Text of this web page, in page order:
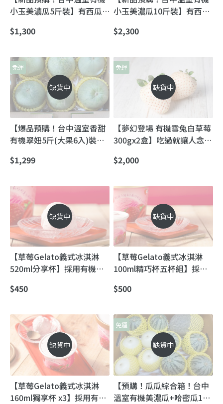
小玉美濃瓜5斤裝】有西瓜
室不淋雨栽培
$1,300
小玉美濃瓜10斤裝】有西瓜
室不淋雨栽培
$2,300
缺貨中
免運
【爆品預購！台中溫室香甜
有機翠妞5斤(大果6入)裝】
瓜溫室不淋雨栽培
$1,299
缺貨中
免運
【夢幻登場 有機雪兔白草莓
300gx2盒】吃過就讓人念念
$2,000
缺貨中
【草莓Gelato義式冰淇淋
520ml分享杯】採用有機草
$450
缺貨中
【草莓Gelato義式冰淇淋
100ml精巧杯五杯組】採用
精
$500
缺貨中
【草莓Gelato義式冰淇淋
160ml獨享杯 x3】採用有機
缺貨中
免運
【預購！瓜瓜綜合箱！台中
溫室有機美濃瓜+哈密瓜12